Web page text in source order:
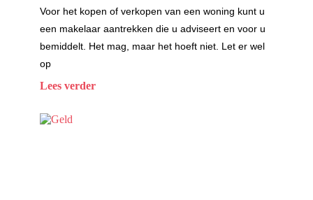
Voor het kopen of verkopen van een woning kunt u
een makelaar aantrekken die u adviseert en voor u
bemiddelt. Het mag, maar het hoeft niet. Let er wel
op
Lees verder